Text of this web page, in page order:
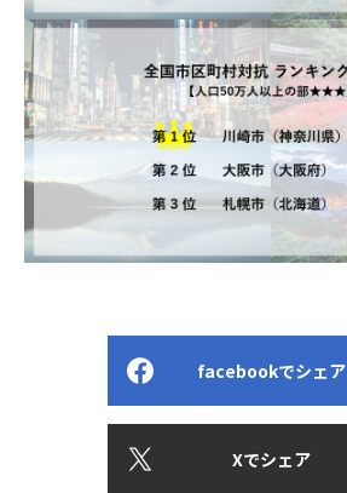
facebookでシェア
Xでシェア